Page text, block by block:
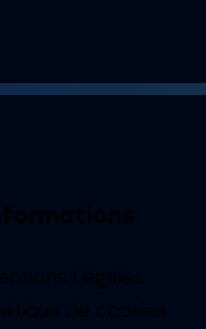
Légales
de cookies